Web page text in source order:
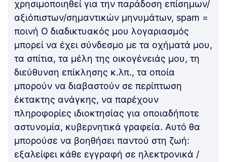
χρησιμοποιηθεί για την παράδοση επίσημων/
αξιόπιστων/σημαντικών μηνυμάτων, spam =
ποινή Ο διαδικτυακός μου λογαριασμός
μπορεί να έχει σύνδεσμο με τα οχήματά μου,
τα σπίτια, τα μέλη της οικογένειάς μου, τη
διεύθυνση επίκλησης κ.λπ., τα οποία
μπορούν να διαβαστούν σε περίπτωση
έκτακτης ανάγκης, να παρέχουν
πληροφορίες ιδιοκτησίας για οποιαδήποτε
αστυνομία, κυβερνητικά γραφεία. Αυτό θα
μπορούσε να βοηθήσει παντού στη ζωή:
εξαλείφει κάθε εγγραφή σε ηλεκτρονικά /